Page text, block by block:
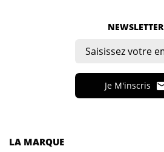
NEWSLETTER
Je M'inscris
LA MARQUE